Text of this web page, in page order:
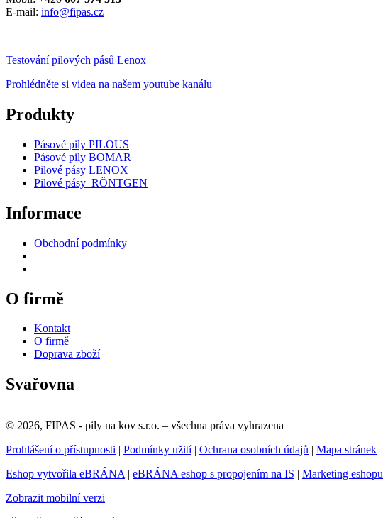
E-mail: info@fipas.cz
Testování pilových pásů Lenox
Prohlédněte si videa na našem youtube kanálu
Produkty
Pásové pily PILOUS
Pásové pily BOMAR
Pilové pásy LENOX
Pilové pásy RÖNTGEN
Informace
Obchodní podmínky
O firmě
Kontakt
O firmě
Doprava zboží
Svařovna
© 2026, FIPAS - pily na kov s.r.o. – všechna práva vyhrazena
Prohlášení o přístupnosti | Podmínky užití| Ochrana osobních údajů | Mapa stránek
Eshop vytvořila eBRÁNA | eBRÁNA eshop s propojením na IS | Marketing eshopu
Zobrazit mobilní verzi